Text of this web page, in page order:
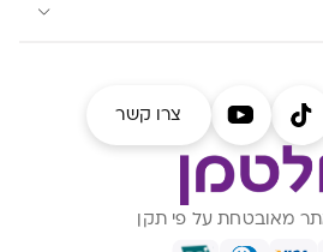
צרו קשר
מאובטחת על פי תקן